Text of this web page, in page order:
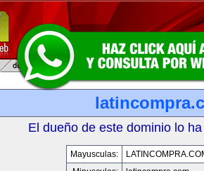
El dueño de este dominio lo
Mayusculas: